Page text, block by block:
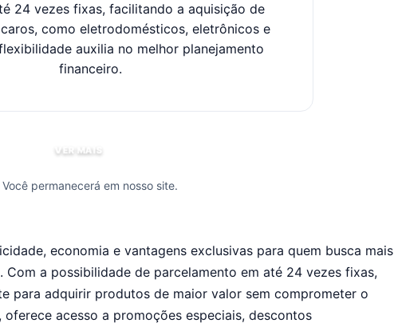
24 vezes fixas, facilitando a aquisição de
como eletrodomésticos, eletrônicos e
auxilia no melhor planejamento
financeiro.
VER MAIS
Você permanecerá em nosso site.
economia e vantagens exclusivas para quem busca mais
a possibilidade de parcelamento em até 24 vezes fixas,
para adquirir produtos de maior valor sem comprometer o
acesso a promoções especiais, descontos